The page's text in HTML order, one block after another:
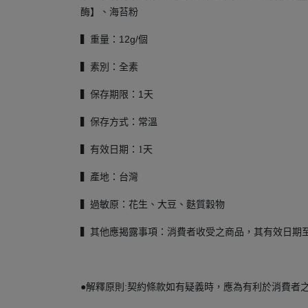
酶】、海苔粉
▍重量：12g/個
▍素別：全素
▍保存期限：1天
▍保存方式：常溫
▍有效日期：1天
▍產地：台灣
▍過敏原：花生、大豆、麩質穀物
▍其他應揭露事項：消費者收受之商品，其有效日期
●解釋原則:契約條款如有疑義時，應為有利於消費者